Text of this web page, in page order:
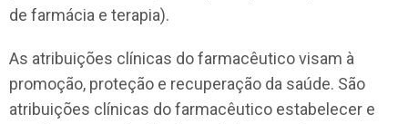
de farmácia e terapia).
As atribuições clínicas do farmacêutico visam à
promoção, proteção e recuperação da saúde. São
atribuições clínicas do farmacêutico estabelecer e